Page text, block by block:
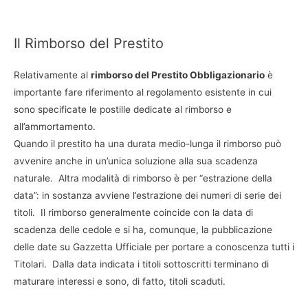
Il Rimborso del Prestito
Relativamente al rimborso del Prestito Obbligazionario è
importante fare riferimento al regolamento esistente in cui
sono specificate le postille dedicate al rimborso e
all’ammortamento.
Quando il prestito ha una durata medio-lunga il rimborso può
avvenire anche in un’unica soluzione alla sua scadenza
naturale. Altra modalità di rimborso è per “estrazione della
data”: in sostanza avviene l’estrazione dei numeri di serie dei
titoli. Il rimborso generalmente coincide con la data di
scadenza delle cedole e si ha, comunque, la pubblicazione
delle date su Gazzetta Ufficiale per portare a conoscenza tutti i
Titolari. Dalla data indicata i titoli sottoscritti terminano di
maturare interessi e sono, di fatto, titoli scaduti.